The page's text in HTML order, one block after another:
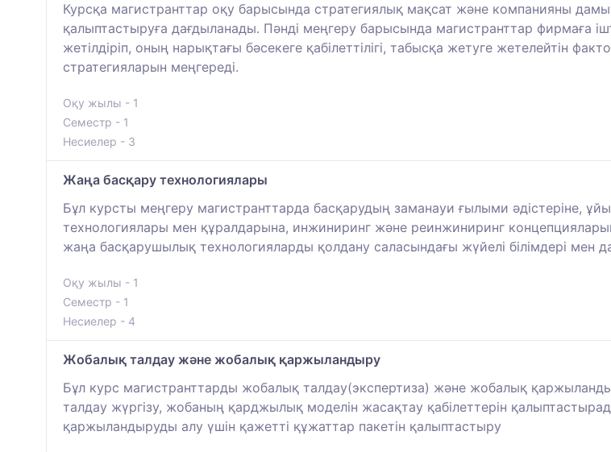
Курсқа магистранттар оқу барысында стратегиялық мақсат және компанияны
қалыптастыруға дағдыланады. Пәнді меңгеру барысында магистранттар фирмаға
жетілдіріп, оның нарықтағы бәсекеге қабілеттілігі, табысқа жетуге жетелейтін
стратегияларын меңгереді.
Оқу жылы - 1
Семестр - 1
Несиелер - 3
Жаңа басқару технологиялары
Бұл курсты меңгеру магистранттарда басқарудың заманауи ғылыми әдістеріне,
технологиялары мен құралдарына, инжиниринг және реинжиниринг
жаңа басқарушылық технологияларды қолдану саласындағы жүйелі білімдері мен
Оқу жылы - 1
Семестр - 1
Несиелер - 4
Жобалық талдау және жобалық қаржыландыру
Бұл курс магистранттарды жобалық талдау(экспертиза) және жобалық
талдау жүргізу, жобаның қарджылық моделін жасақтау қабілеттерін
қаржыландыруды алу үшін қажетті құжаттар пакетін қалыптастыру